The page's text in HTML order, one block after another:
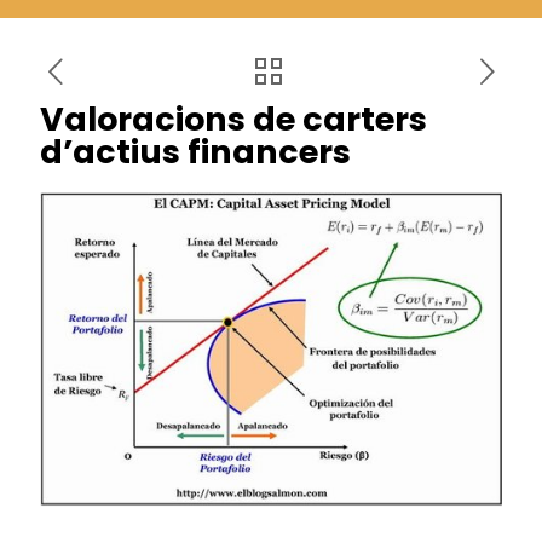
Valoracions de carters
d’actius financers